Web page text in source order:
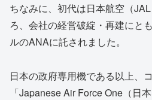
ちなみに、初代は日本航空（
ろ、会社の経営破綻・再建にと
ルのANAに託されました。
日本の政府専用機である以上、
「Japanese Air Force One（日